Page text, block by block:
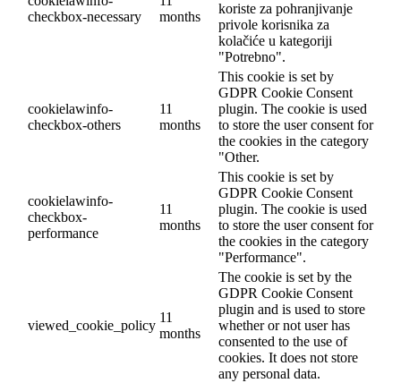
checkbox-necessary
months
koriste za pohranjivanje
privole korisnika za
kolačiće u kategoriji
"Potrebno".
cookielawinfo-
checkbox-others
11
months
This cookie is set by
GDPR Cookie Consent
plugin. The cookie is used
to store the user consent for
the cookies in the category
"Other.
cookielawinfo-
checkbox-
performance
11
months
This cookie is set by
GDPR Cookie Consent
plugin. The cookie is used
to store the user consent for
the cookies in the category
"Performance".
viewed_cookie_policy
11
months
The cookie is set by the
GDPR Cookie Consent
plugin and is used to store
whether or not user has
consented to the use of
cookies. It does not store
any personal data.